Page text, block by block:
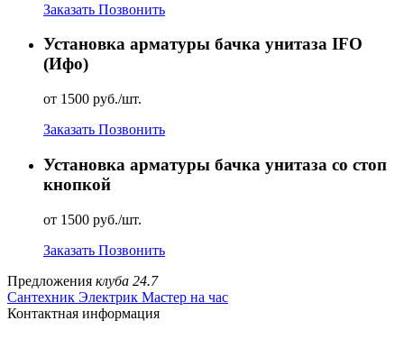
Заказать Позвонить
Установка арматуры бачка унитаза IFO
(Ифо)
от 1500 руб./шт.
Заказать Позвонить
Установка арматуры бачка унитаза со стоп
кнопкой
от 1500 руб./шт.
Заказать Позвонить
Предложения клуба 24.7
Сантехник Электрик Мастер на час
Контактная информация